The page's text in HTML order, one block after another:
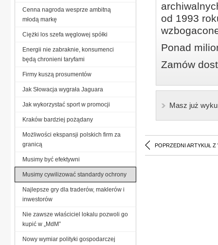
od 1993
Ponad
Zamów
Masz już
POPRZEDNI ARTYKUŁ Z
Cenna nagroda wesprze ambitną
młodą markę
Ciężki los szefa węglowej spółki
Energii nie zabraknie, konsumenci
będą chronieni taryfami
Firmy kuszą prosumentów
Jak Słowacja wygrała Jaguara
Jak wykorzystać sport w promocji
Kraków bardziej pożądany
Możliwości ekspansji polskich firm za
granicą
Musimy być efektywni
Musimy cywilizować standardy ochrony
Najlepsze gry dla traderów, maklerów i
inwestorów
Nie zawsze właściciel lokalu pozwoli go
kupić w „MdM”
Nowy wymiar polityki gospodarczej